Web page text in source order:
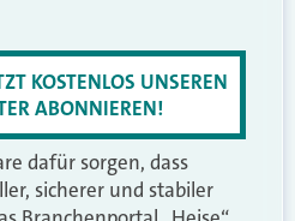
KOSTENLOS UNSEREN
ABONNIEREN!
dafür sorgen, dass
sicherer und stabiler